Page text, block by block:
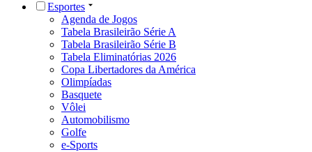
Esportes
Agenda de Jogos
Tabela Brasileirão Série A
Tabela Brasileirão Série B
Tabela Eliminatórias 2026
Copa Libertadores da América
Olimpíadas
Basquete
Vôlei
Automobilismo
Golfe
e-Sports